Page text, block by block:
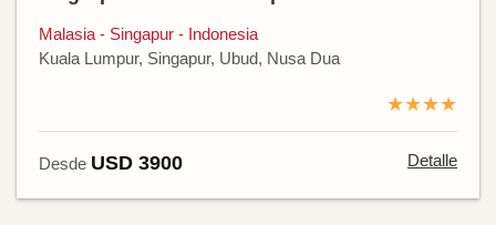
Malasia - Singapur - Indonesia
Kuala Lumpur, Singapur, Ubud, Nusa Dua
★★★★
Desde USD 3900 Detalle